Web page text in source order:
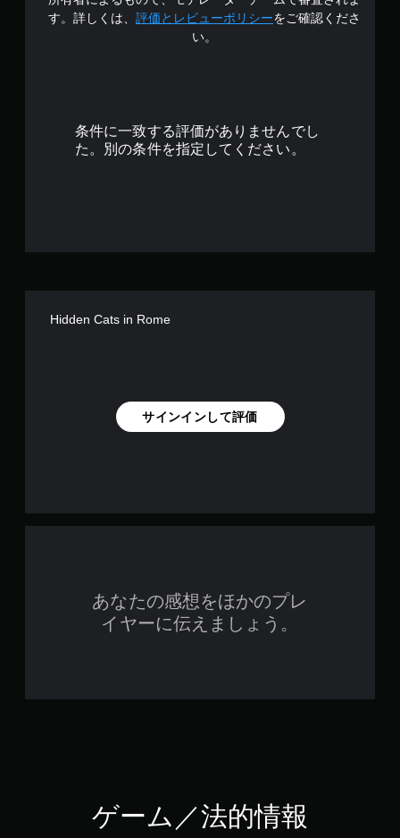
4
す。詳しくは、 評価とレビューポリシーをご確認くださ
い。
条件に一致する評価がありませんでし
た。別の条件を指定してください。
Hidden Cats in Rome
サインインして評価
あなたの感想をほかのプレ
イヤーに伝えましょう。
ゲーム／法的情報